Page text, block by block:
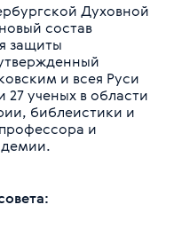
Духовной
состав
защиты
и всея Руси
ученых в области
библеистики и
и